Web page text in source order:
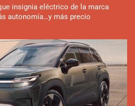
insignia eléctrico de la marca
autonomía…y más precio